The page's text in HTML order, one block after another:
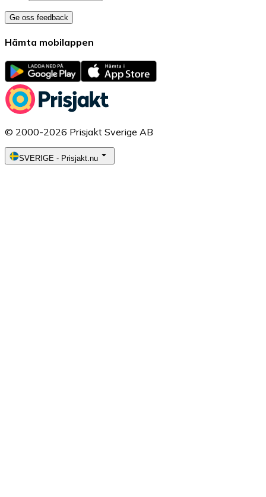
Ge oss feedback
Hämta mobilappen
© 2000-2026 Prisjakt Sverige AB
SVERIGE - Prisjakt.nu